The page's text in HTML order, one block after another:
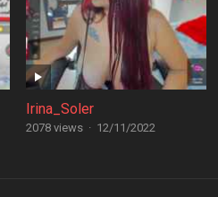
Irina_Soler
2078 views · 12/11/2022